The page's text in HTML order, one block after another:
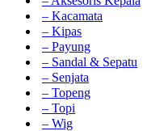
– Kacamata
– Kipas
– Payung
– Sandal & Sepatu
– Senjata
– Topeng
– Topi
– Wig